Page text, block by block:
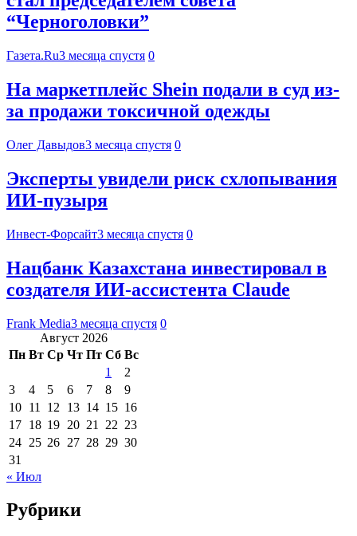
“Черноголовки”
Газета.Ru3 месяца спустя 0
На маркетплейс Shein подали в суд из-
за продажи токсичной одежды
Олег Давыдов3 месяца спустя 0
Эксперты увидели риск схлопывания
ИИ-пузыря
Инвест-Форсайт3 месяца спустя 0
Нацбанк Казахстана инвестировал в
создателя ИИ-ассистента Claude
Frank Media3 месяца спустя 0
Август 2026
Пн Вт Ср Чт Пт Сб Вс
1
2
3
4 5 6 7 8
9
10 11 12 13 14 15 16
17 18 19 20 21 22 23
24 25 26 27 28 29 30
31
« Июл
Рубрики